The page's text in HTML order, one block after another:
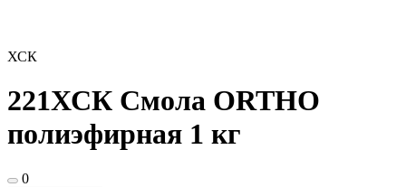
ХСК
221ХСК Смола ORTHO
полиэфирная 1 кг
0